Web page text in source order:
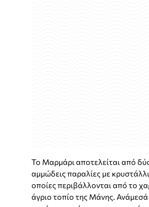
Το Μαρμάρι αποτελείται από
αμμώδεις παραλίες με
οποίες περιβάλλονται από το
άγριο τοπίο της Μάνης.